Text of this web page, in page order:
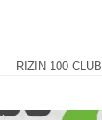
RIZIN 100 CLUB